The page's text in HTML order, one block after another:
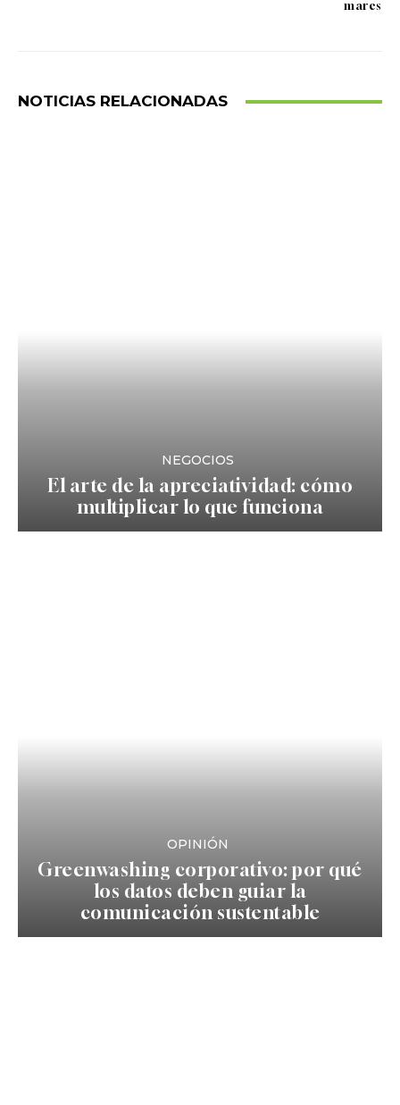
mares
NOTICIAS RELACIONADAS
NEGOCIOS
El arte de la apreciatividad: cómo
multiplicar lo que funciona
OPINIÓN
Greenwashing corporativo: por qué
los datos deben guiar la
comunicación sustentable